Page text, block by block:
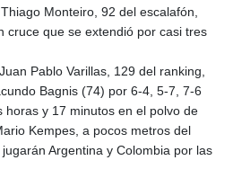
Monteiro, 92 del escalafón,
cruce que se extendió por casi tres
Pablo Varillas, 129 del ranking,
Bagnis (74) por 6-4, 5-7, 7-6
y 17 minutos en el polvo de
Kempes, a pocos metros del
Argentina y Colombia por las